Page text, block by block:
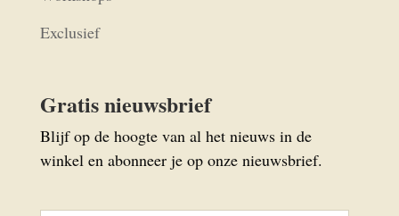
Exclusief
Gratis nieuwsbrief
Blijf op de hoogte van al het nieuws in de
winkel en abonneer je op onze nieuwsbrief.